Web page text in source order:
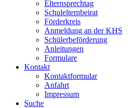
Elternsprechtag
Schulelternbeirat
Förderkreis
Anmeldung an der KHS
Schülerbeförderung
Anleitungen
Formulare
Kontakt
Kontaktformular
Anfahrt
Impressum
Suche